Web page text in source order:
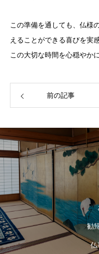
この準備を通しても、仏様
えることができる喜びを実
この大切な時間を心穏やか
前の記事
勧
仏